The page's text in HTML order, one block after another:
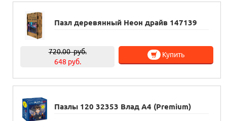
Пазл деревянный Неон драйв 147139
720.00руб.
648 руб.
Купить
Пазлы 120 32353 Влад А4 (Premium)